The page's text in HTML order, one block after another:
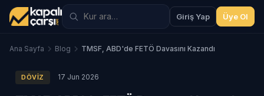
Giriş Yap Üye Ol
Ana Sayfa Blog TMSF, ABD'de FETÖ Davasını Kazandı
DÖVIZ 17 Jun 2026